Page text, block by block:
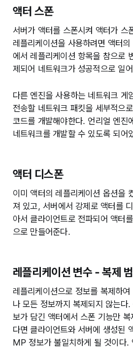
액터 스폰
서버가 액터를 스폰시켜 액터가 스
레플리케이션을 사용하려면 액터
에서 레플리케이션 항목을 참으로
제되어 네트워크가 성공적으로 일
다른 엔진을 사용하는 네트워크 게
전송할 네트워크 패킷을 세부적으
코드를 개발해야한다. 언리얼 엔진
네트워크를 개발할 수 있도록 되어
액터 디스폰
이미 액터의 레플리케이션 옵션을
져 있고, 서버에서 강제로 액터를
아서 클라이언트로 전파되어 액터
으로 만들어준다.
레플리케이션 변수 - 복제
레플리케이션으로 정보를 복제하
나 모든 정보까지 복제되지 않는
보가 담긴 액터에서 스폰 기능만 복
다면 클라이언트와 서버에 생성된
MP 정보가 불일치하게 될 것이다